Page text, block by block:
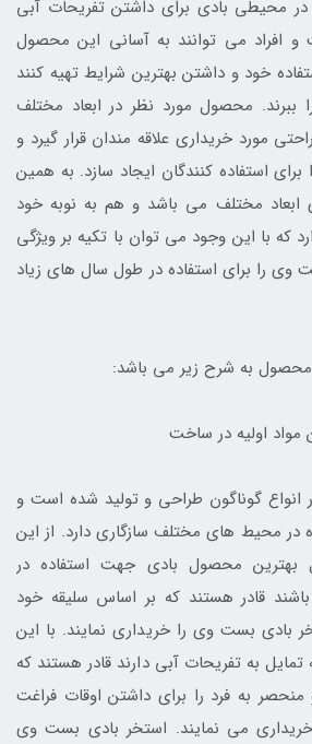
محیطی بادی برای داشتن تفریحات آبی
و افراد می توانند به آسانی این محصول
خود و داشتن بهترین شرایط تهیه کنند
ببرند. محصول مورد نظر در ابعاد مختلف
مورد خریداری علاقه مندان قرار گیرد و
برای استفاده کنندگان ایجاد سازد. به همین
مختلف می باشد و هم به نوبه خود
که با این وجود می توان با تکیه بر ویژگی
را برای استفاده در طول سال های زیاد
به شرح زیر می باشد:
مواد اولیه در ساخت
گوناگون طراحی و تولید شده است و
در محیط های مختلف سازگاری دارد. از این
بهترین محصول بادی جهت استفاده در
قادر هستند که بر اساس سلیقه خود
بادی بست وی را خریداری نمایند. با این
به تفریحات آبی دارند قادر هستند که
به فرد را برای داشتن اوقات فراغت
می نمایند. استخر بادی بست وی